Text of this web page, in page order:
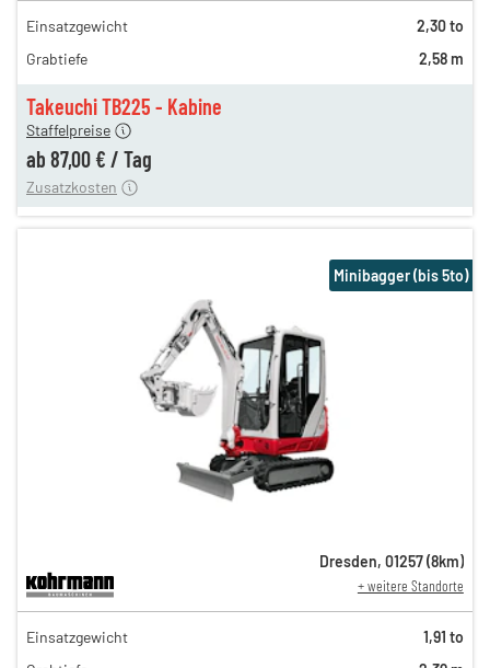
Takeuchi TB225 - Kabine
151,00 €
126,00 €
105,00 €
Staffelpreise
ab 87,00 € / Tag
12,00 €
Zusatzkosten
Einsatzgewicht
2,30 to
Grabtiefe
2,58 m
134,00 €
111,00 €
Minibagger (bis 5to)
Dresden, 01257(8km)
+ weitere Standorte
Einsatzgewicht
1,91 to